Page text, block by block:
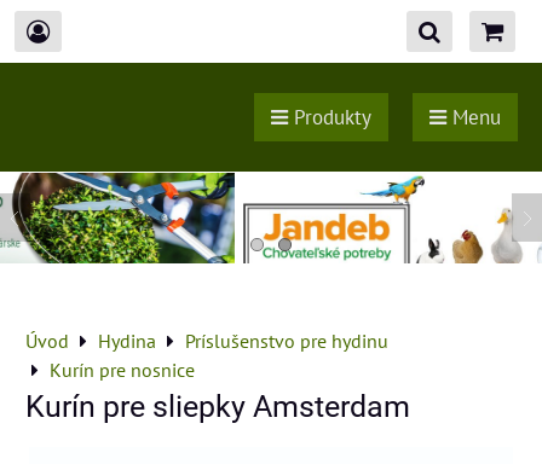
Produkty Menu
Úvod Hydina
Príslušenstvo pre hydinu
Kurín pre nosnice
Kurín pre sliepky Amsterdam